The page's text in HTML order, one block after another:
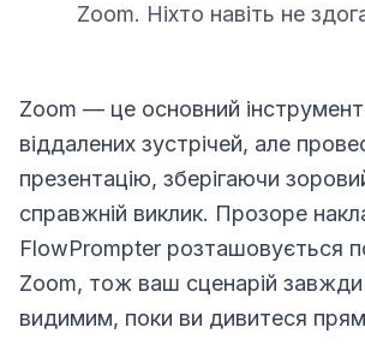
Zoom. Ніхто навіть не
Zoom — це основний
віддалених зустрічей, але
презентацію, зберігаючи
справжній виклик. Прозоре
FlowPrompter розташовується
Zoom, тож ваш сценарій
видимим, поки ви дивитеся